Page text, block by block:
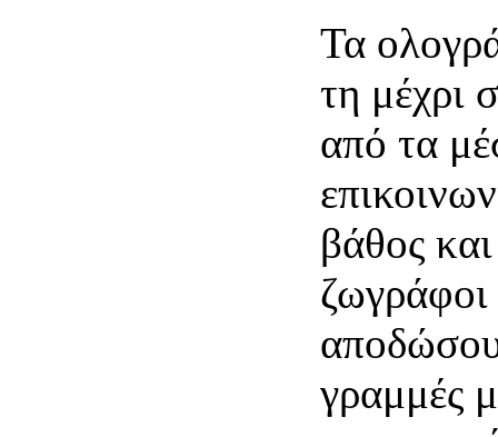
Τα
τη μέχρι
από τα
βάθος
γραμμές